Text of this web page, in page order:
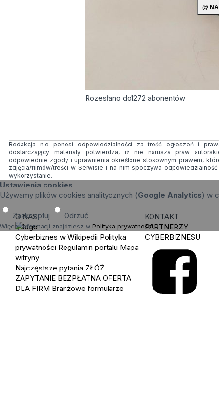
Rozesłano do1272 abonentów
Redakcja nie ponosi odpowiedzialności za treść ogłoszeń i
dostarczający materiały potwierdza, iż nie narusza praw
odpowiednie zgody i uprawnienia określone stosownym prawem,
zdjęcia/filmów/treści w Serwisie i na nim spoczywa
wykorzystanie.
Ustawienia cookies
Używamy plików cookies analitycznych (Google Analytics) w
Zaakceptuj Odrzuć
Więcej informacji znajdziesz w Polityka prywatności.
O NAS
Cyberbiznes w Wikipedii Polityka
prywatności Regulamin portalu Mapa
witryny
Najczęstsze pytania ZŁÓŻ
ZAPYTANIE BEZPŁATNA OFERTA
DLA FIRM Branżowe formularze
KONTAKT
PARTNERZY
CYBERBIZNESU